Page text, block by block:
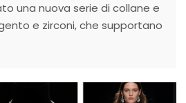
una nuova serie di collane e
e zirconi, che supportano
e la personalizzazione. Sono
e rivenditori globali.